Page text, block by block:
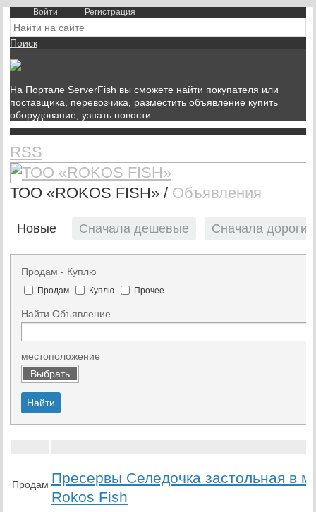
Войти Регистрация
Поиск
На Портале ServerFish вы сможете найти покупателя или
поставщика, перевозчика, разместить объявление купить
оборудование, узнать новости
RSS
ТОО «ROKOS FISH» / Объявления
Новые Сначала дешевые Сначала дорогие
Продам - Куплю
Продам Куплю Прочее
Найти Объявление
местоположение
Выбрать
Продам Пресервы Селедочка застольная в
Rokos Fish